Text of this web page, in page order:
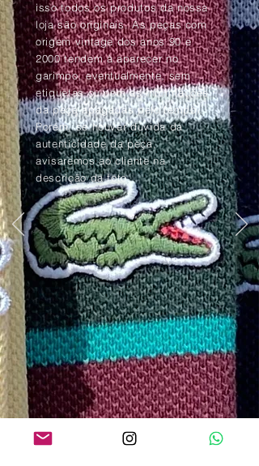
isso todos os produtos da nossa
loja são originais. As peças com
origem vintage dos anos 90 e
2000 tendem à aparecer no
garimpo, eventualmente, sem
etiquetas ou com as informações
da peça apagadas pelo tempo.
Porém, se houver dúvida da
autenticidade da peça,
avisaremos ao cliente na
descrição da foto.